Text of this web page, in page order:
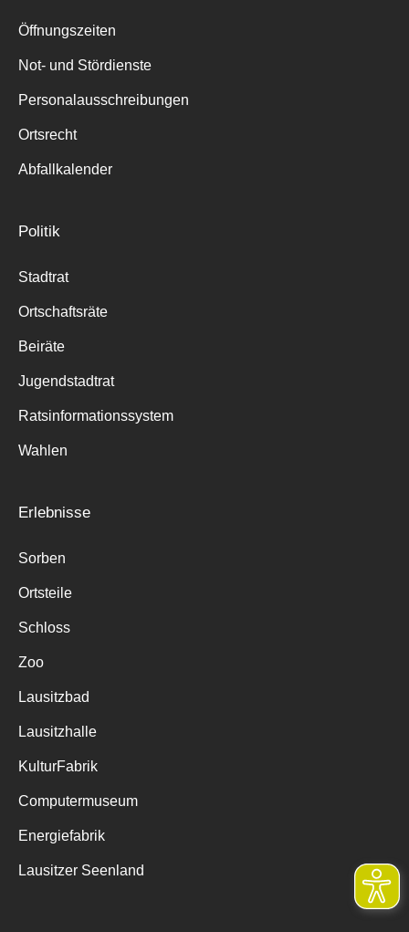
Suche
Öffnungszeiten
Not- und Stördienste
Personalausschreibungen
Ortsrecht
Abfallkalender
Politik
Stadtrat
Ortschaftsräte
Beiräte
Jugendstadtrat
Ratsinformationssystem
Wahlen
Erlebnisse
Sorben
Ortsteile
Schloss
Zoo
Lausitzbad
Lausitzhalle
KulturFabrik
Computermuseum
Energiefabrik
Lausitzer Seenland